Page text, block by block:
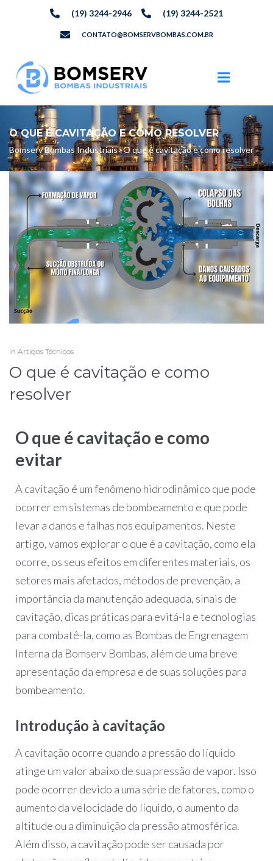
(19) 3244-2946 (19) 3244-2521
CONTATO@BOMSERVBOMBAS.COM.BR
O QUE É CAVITAÇÃO E COMO RESOLVER
Bomserv Bombas Industriais>O que é cavitação e como resolver
in Artigos Técnicos
O que é cavitação e como
resolver
O que é cavitação e como
evitar
A cavitação é um fenômeno hidrodinâmico que pode
ocorrer em sistemas de bombeamento e que pode
levar a danos e falhas nos equipamentos. Neste
artigo, vamos explorar o que é a cavitação, como ela
ocorre, os seus efeitos em diferentes materiais, os
setores mais afetados, métodos de prevenção, a
importância da manutenção adequada, sinais de
cavitação, dicas práticas para evitá-la e tecnologias
para combatê-la, como as Bombas de Engrenagem
Interna da Bomserv Bombas, além de uma breve
apresentação da empresa e de suas soluções para
bombeamento.
Introdução à cavitação
A cavitação ocorre quando a pressão do líquido
atinge um valor abaixo de sua pressão de vapor. Isso
pode ocorrer devido a uma série de fatores, como o
aumento da velocidade do líquido, o aumento da
altitude ou a diminuição da pressão atmosférica.
Além disso, a cavitação pode ser causada por